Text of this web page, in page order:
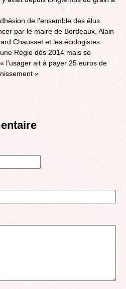
de l'ensemble des élus
par le maire de Bordeaux, Alain
Chausset et les écologistes
Régie dès 2014 mais se
l'usager ait à payer 25 euros de
»